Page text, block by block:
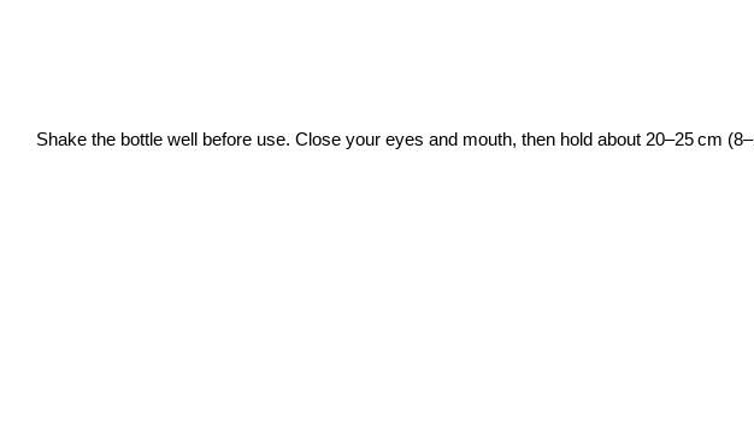
Shake the bottle well before use. Close your eyes and mouth, then hold about 20–25 cm